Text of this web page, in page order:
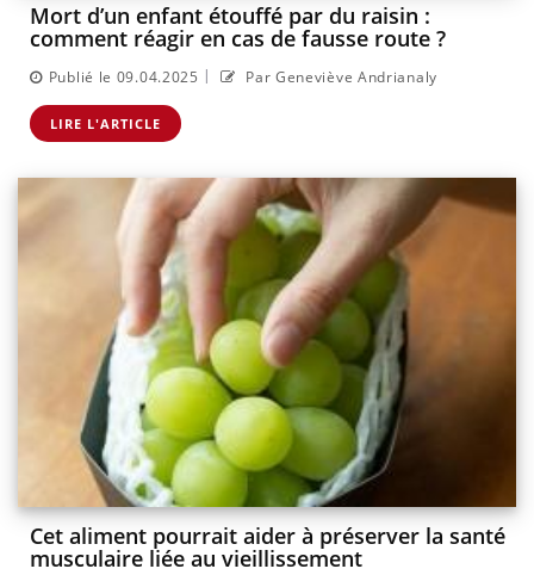
Mort d’un enfant étouffé par du raisin :
comment réagir en cas de fausse route ?
Publié le 09.04.2025 | Par Geneviève Andrianaly
LIRE L'ARTICLE
Cet aliment pourrait aider à préserver la santé
musculaire liée au vieillissement